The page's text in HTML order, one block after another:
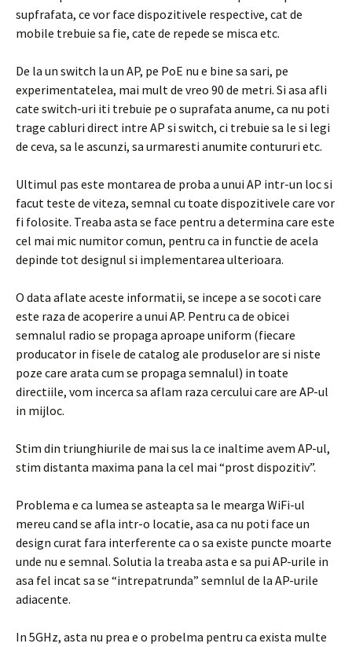
supfrafata, ce vor face dispozitivele respective, cat de
mobile trebuie sa fie, cate de repede se misca etc.
De la un switch la un AP, pe PoE nu e bine sa sari, pe
experimentatelea, mai mult de vreo 90 de metri. Si asa afli
cate switch-uri iti trebuie pe o suprafata anume, ca nu poti
trage cabluri direct intre AP si switch, ci trebuie sa le si legi
de ceva, sa le ascunzi, sa urmaresti anumite contururi etc.
Ultimul pas este montarea de proba a unui AP intr-un loc si
facut teste de viteza, semnal cu toate dispozitivele care vor
fi folosite. Treaba asta se face pentru a determina care este
cel mai mic numitor comun, pentru ca in functie de acela
depinde tot designul si implementarea ulterioara.
O data aflate aceste informatii, se incepe a se socoti care
este raza de acoperire a unui AP. Pentru ca de obicei
semnalul radio se propaga aproape uniform (fiecare
producator in fisele de catalog ale produselor are si niste
poze care arata cum se propaga semnalul) in toate
directiile, vom incerca sa aflam raza cercului care are AP-ul
in mijloc.
Stim din triunghiurile de mai sus la ce inaltime avem AP-ul,
stim distanta maxima pana la cel mai “prost dispozitiv”.
Problema e ca lumea se asteapta sa le mearga WiFi-ul
mereu cand se afla intr-o locatie, asa ca nu poti face un
design curat fara interferente ca o sa existe puncte moarte
unde nu e semnal. Solutia la treaba asta e sa pui AP-urile in
asa fel incat sa se “intrepatrunda” semnlul de la AP-urile
adiacente.
In 5GHz, asta nu prea e o probelma pentru ca exista multe